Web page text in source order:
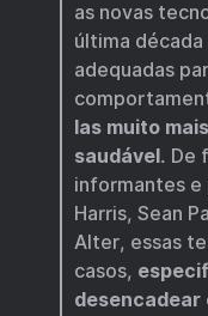
as novas
última
adequadas
las muito
saudável . De
informantes e
Harris, Sean
Alter, essas
casos,
desencadear